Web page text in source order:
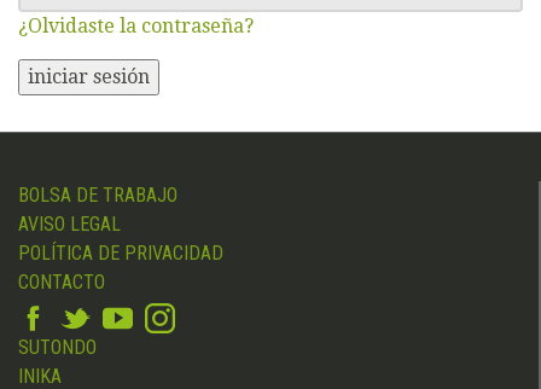
¿Olvidaste la contraseña?
iniciar sesión
BOLSA DE TRABAJO
AVISO LEGAL
POLÍTICA DE PRIVACIDAD
CONTACTO
SUTONDO
INIKA